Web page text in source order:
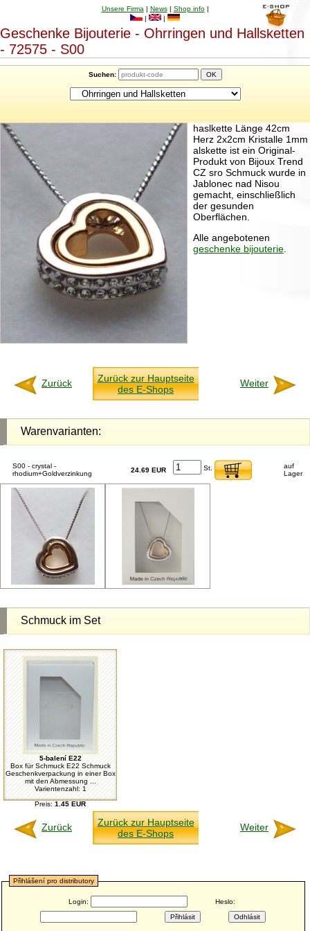
Unsere Firma | News| Shop info|
|
|
Geschenke Bijouterie - Ohrringen und Hallsketten
- 72575 - S00
Suchen:
haslkette Länge 42cm
Herz 2x2cm Kristalle 1mm
alskette ist ein Original-
Produkt von Bijoux Trend
CZ sro Schmuck wurde in
Jablonec nad Nisou
gemacht, einschließlich
der gesunden
Oberflächen.
Alle angebotenen
geschenke bijouterie.
Zurück
Zurück zur Hauptseite
des E-Shops
Weiter
Warenvarianten:
S00 - crystal -
rhodium+Goldverzinkung
24.69 EUR St.
auf
Lager
Schmuck im Set
5-balení E22
Box für Schmuck E22 Schmuck
Geschenkverpackung in einer Box
mit den Abmessung ...
Varientenzahl: 1
Preis: 1.45 EUR
Zurück
Zurück zur Hauptseite
des E-Shops
Weiter
Přihlášení pro distributory
Login: Heslo: